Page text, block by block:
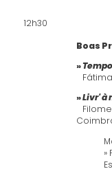
12h30
Boas
»
»Livr' à
»